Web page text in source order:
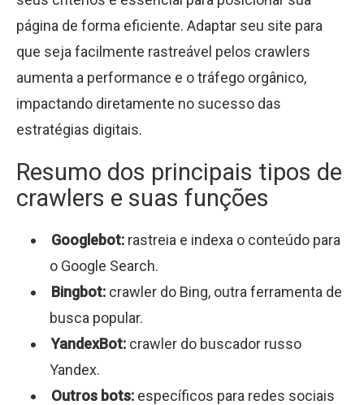
página de forma eficiente. Adaptar seu site para
que seja facilmente rastreável pelos crawlers
aumenta a performance e o tráfego orgânico,
impactando diretamente no sucesso das
estratégias digitais.
Resumo dos principais tipos de
crawlers e suas funções
Googlebot: rastreia e indexa o conteúdo para
o Google Search.
Bingbot: crawler do Bing, outra ferramenta de
busca popular.
YandexBot: crawler do buscador russo
Yandex.
Outros bots: específicos para redes sociais